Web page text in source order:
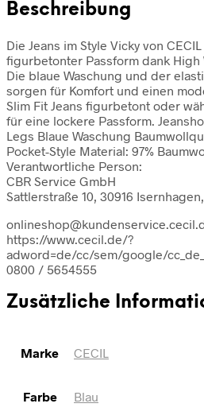
Beschreibung
Die Jeans im Style Vicky von
figurbetonter Passform dank High
Die blaue Waschung und der
sorgen für Komfort und einen
Slim Fit Jeans figurbetont oder
für eine lockere Passform.
Legs Blaue Waschung
Pocket-Style Material: 97%
Verantwortliche Person:
CBR Service GmbH
Sattlerstraße 10, 30916
https://www.cecil.de/?
adword=de/cc/sem/google/
0800 / 5654555
Zusätzliche
Marke CECIL
Farbe Blau